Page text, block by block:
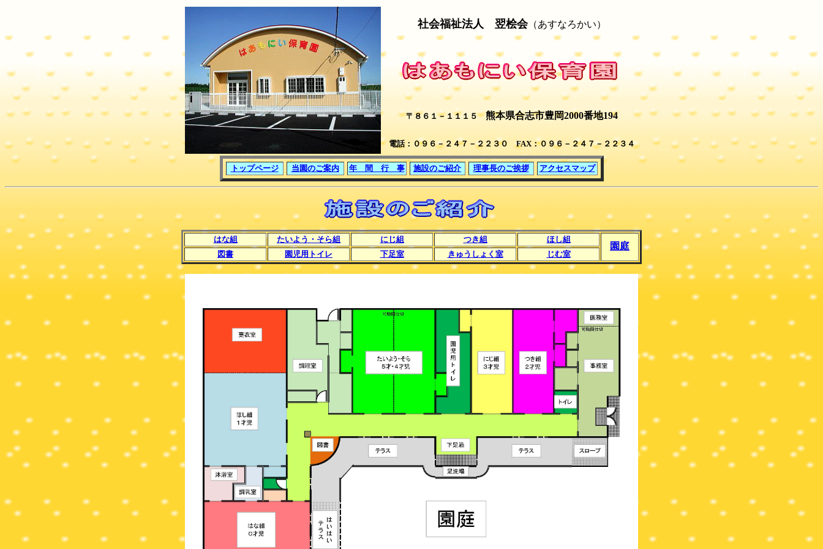
社会福祉法人 翌桧会（あすなろかい）
〒８６１－１１１５熊本県合志市豊岡2000番地194
電話：０９６－２４７－２２３０ FAX：０９６－２４７－２２３４
トップページ 当園のご案内 年 間 行 事 施設のご紹介 理事長のご挨拶 アクセスマップ
はな組 たいよう・そら組 にじ組 つき組 ほし組
園庭
図書 園児用トイレ 下足室 きゅうしょく室 じむ室